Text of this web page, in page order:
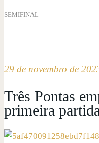
SEMIFINAL
29 de novembro de
Três Pontas
primeira